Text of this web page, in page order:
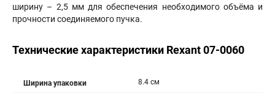
ширину – 2,5 мм для обеспечения необходимого объёма и
прочности соединяемого пучка.
Технические характеристики Rexant 07-0060
Ширина упаковки 8.4 см